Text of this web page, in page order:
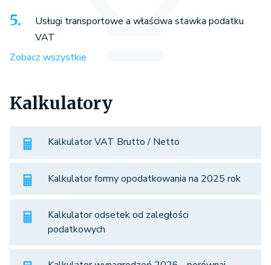
Usługi transportowe a właściwa stawka podatku
VAT
Zobacz wszystkie
Kalkulatory
Kalkulator VAT Brutto / Netto
Kalkulator formy opodatkowania na 2025 rok
Kalkulator odsetek od zaległości
podatkowych